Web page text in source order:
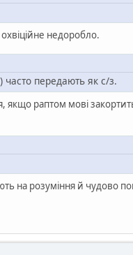
недоробло.
часто передають як с/з.
раптом мові
на розуміння й чудово